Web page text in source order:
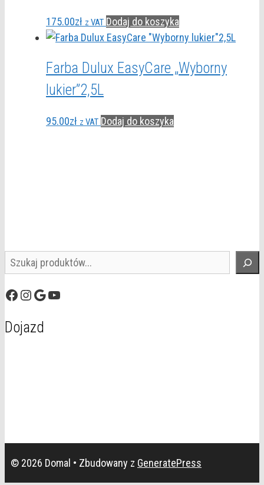
175.00zł z VAT Dodaj do koszyka
Farba Dulux EasyCare „Wyborny
lukier”2,5L
95.00zł z VAT Dodaj do koszyka
Szukaj
Facebook
Instagram
GoogleYouTube
Dojazd
© 2026 Domal • Zbudowany z GeneratePress